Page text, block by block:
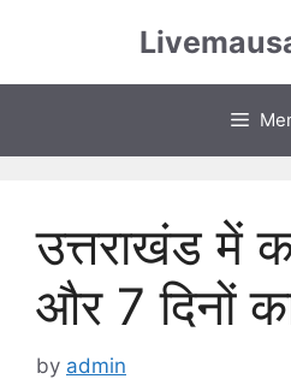
उत्तराखंड में
और 7 दिनों
by admin